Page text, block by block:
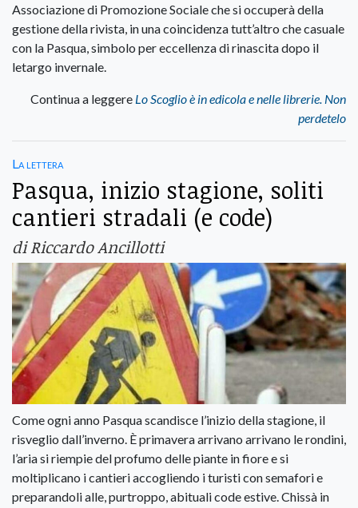
Associazione di Promozione Sociale che si occuperà della
gestione della rivista, in una coincidenza tutt’altro che casuale
con la Pasqua, simbolo per eccellenza di rinascita dopo il
letargo invernale.
Continua a leggere Lo Scoglio è in edicola e nelle librerie. Non
perdetelo
La lettera
Pasqua, inizio stagione, soliti
cantieri stradali (e code)
di Riccardo Ancillotti
Come ogni anno Pasqua scandisce l’inizio della stagione, il
risveglio dall’inverno. È primavera arrivano arrivano le rondini,
l’aria si riempie del profumo delle piante in fiore e si
moltiplicano i cantieri accogliendo i turisti con semafori e
preparandoli alle, purtroppo, abituali code estive. Chissà in